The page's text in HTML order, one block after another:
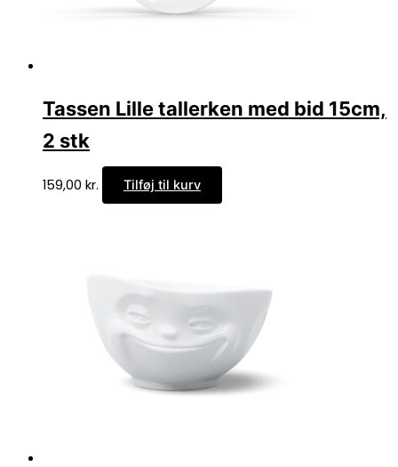
Tassen Lille tallerken med bid 15cm,
2 stk
159,00 kr. Tilføj til kurv